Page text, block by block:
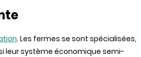
. Les fermes se sont spécialisées,
leur système économique semi-